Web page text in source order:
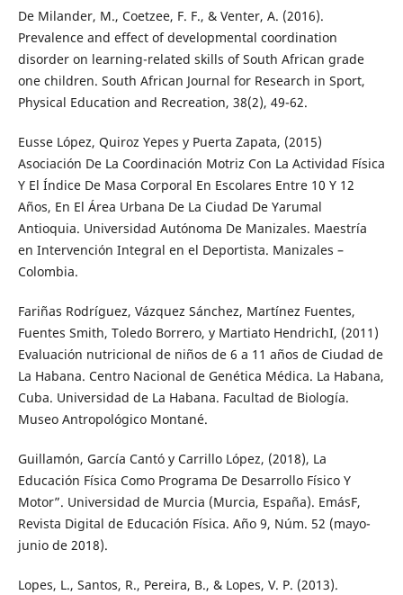
De Milander, M., Coetzee, F. F., & Venter, A. (2016).
Prevalence and effect of developmental coordination
disorder on learning-related skills of South African grade
one children. South African Journal for Research in Sport,
Physical Education and Recreation, 38(2), 49-62.
Eusse López, Quiroz Yepes y Puerta Zapata, (2015)
Asociación De La Coordinación Motriz Con La Actividad Física
Y El Índice De Masa Corporal En Escolares Entre 10 Y 12
Años, En El Área Urbana De La Ciudad De Yarumal
Antioquia. Universidad Autónoma De Manizales. Maestría
en Intervención Integral en el Deportista. Manizales –
Colombia.
Fariñas Rodríguez, Vázquez Sánchez, Martínez Fuentes,
Fuentes Smith, Toledo Borrero, y Martiato HendrichI, (2011)
Evaluación nutricional de niños de 6 a 11 años de Ciudad de
La Habana. Centro Nacional de Genética Médica. La Habana,
Cuba. Universidad de La Habana. Facultad de Biología.
Museo Antropológico Montané.
Guillamón, García Cantó y Carrillo López, (2018), La
Educación Física Como Programa De Desarrollo Físico Y
Motor”. Universidad de Murcia (Murcia, España). EmásF,
Revista Digital de Educación Física. Año 9, Núm. 52 (mayo-
junio de 2018).
Lopes, L., Santos, R., Pereira, B., & Lopes, V. P. (2013).